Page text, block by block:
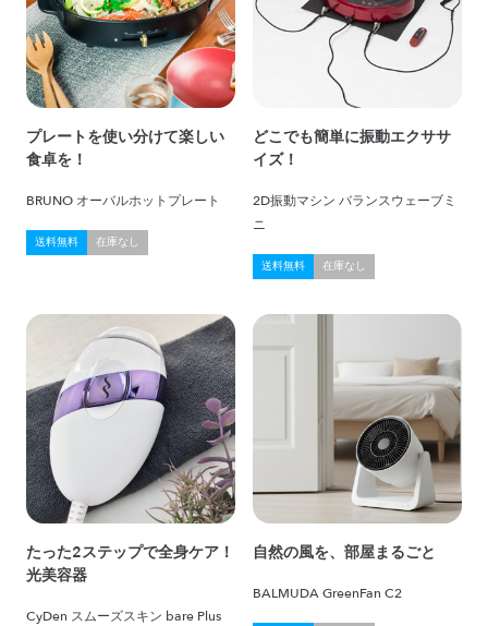
プレートを使い分けて楽しい
食卓を！
BRUNO オーバルホットプレート
送料無料 在庫なし
どこでも簡単に振動エクササ
イズ！
2D振動マシン バランスウェーブミ
ニ
送料無料 在庫なし
たった2ステップで全身ケア！
光美容器
CyDen スムーズスキン bare Plus
自然の風を、部屋まるごと
BALMUDA GreenFan C2